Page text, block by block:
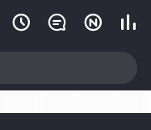
   